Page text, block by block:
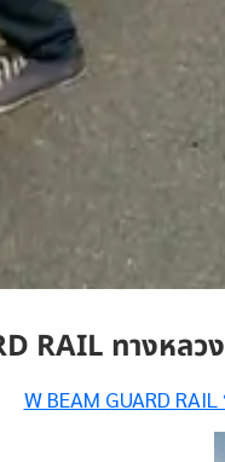
RAIL ทางหล
W BEAM GUARD